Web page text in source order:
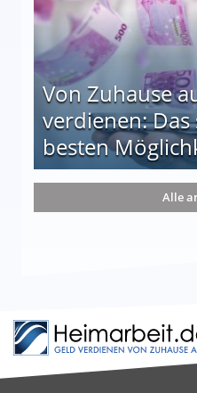
Von Zuhause
verdienen:
besten
die 15 besten Möglichkeiten
Alle